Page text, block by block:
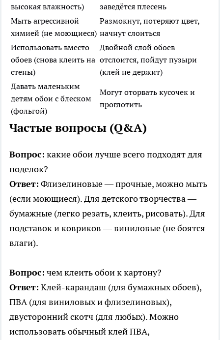
высокая влажность)
заведётся плесень
Мыть агрессивной
химией (не моющиеся)
Размокнут, потеряют цвет,
начнут слоиться
Использовать вместо
обоев (снова клеить на
стены)
Двойной слой обоев
отслоится, пойдут пузыри
(клей не держит)
Давать маленьким
детям обои с блеском
(фольгой)
Могут оторвать кусочек и
проглотить
Частые вопросы (Q&A)
Вопрос: какие обои лучше всего подходят для
поделок?
Ответ: Флизелиновые — прочные, можно мыть
(если моющиеся). Для детского творчества —
бумажные (легко резать, клеить, рисовать). Для
подставок и ковриков — виниловые (не боятся
влаги).
Вопрос: чем клеить обои к картону?
Ответ: Клей-карандаш (для бумажных обоев),
ПВА (для виниловых и флизелиновых),
двусторонний скотч (для любых). Можно
использовать обычный клей ПВА,